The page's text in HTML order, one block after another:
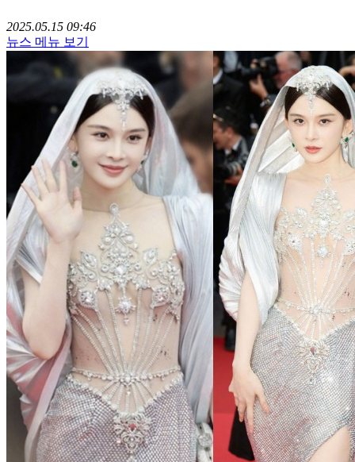
2025.05.15 09:46
뉴스 메뉴 보기